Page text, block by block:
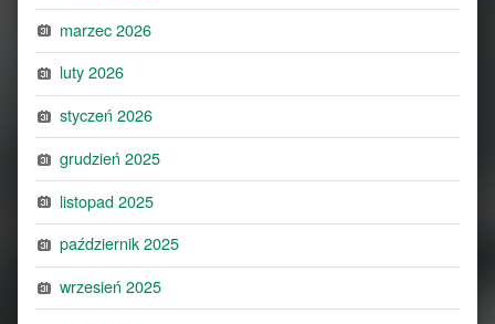
marzec 2026
luty 2026
styczeń 2026
grudzień 2025
listopad 2025
październik 2025
wrzesień 2025